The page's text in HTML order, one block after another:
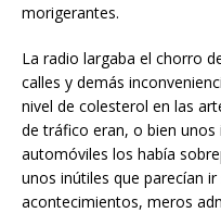
morigerantes.
La radio largaba el chorro
calles y demás
nivel de colesterol en las
de tráfico eran, o bien
automóviles los había
unos inútiles que parecían
acontecimientos, meros